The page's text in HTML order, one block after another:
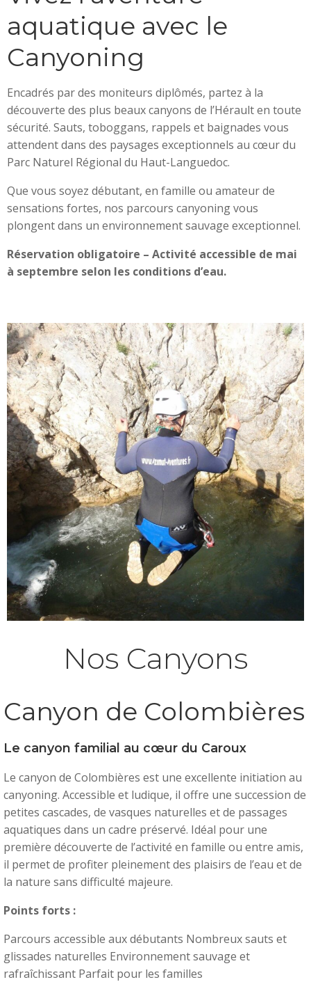
aquatique avec le
Canyoning
Encadrés par des moniteurs diplômés, partez à la
découverte des plus beaux canyons de l’Hérault en toute
sécurité. Sauts, toboggans, rappels et baignades vous
attendent dans des paysages exceptionnels au cœur du
Parc Naturel Régional du Haut-Languedoc.
Que vous soyez débutant, en famille ou amateur de
sensations fortes, nos parcours canyoning vous
plongent dans un environnement sauvage exceptionnel.
Réservation obligatoire – Activité accessible de mai
à septembre selon les conditions d’eau.
Nos Canyons
Canyon de Colombières
Le canyon familial au cœur du Caroux
Le canyon de Colombières est une excellente initiation au
canyoning. Accessible et ludique, il offre une succession de
petites cascades, de vasques naturelles et de passages
aquatiques dans un cadre préservé. Idéal pour une
première découverte de l’activité en famille ou entre amis,
il permet de profiter pleinement des plaisirs de l’eau et de
la nature sans difficulté majeure.
Points forts :
Parcours accessible aux débutants Nombreux sauts et
glissades naturelles Environnement sauvage et
rafraîchissant Parfait pour les familles